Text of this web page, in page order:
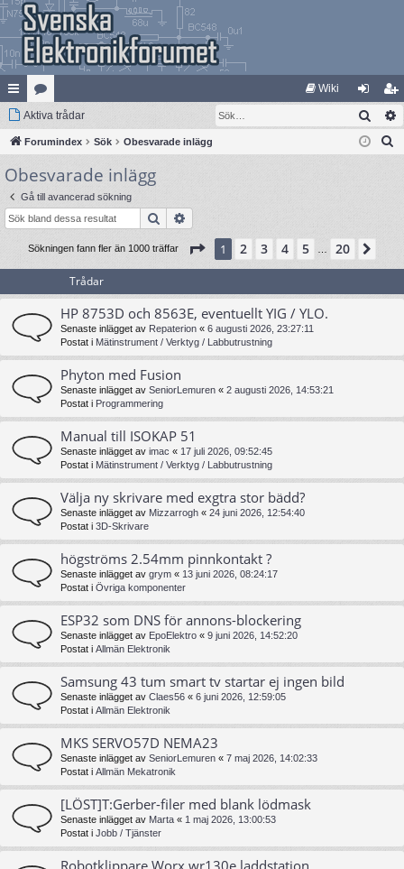
na
bb
lä
nk
ar
at
eg
ori
er
Wiki
og
ga
li
m
Aktiva trådar Sök
Forumindex Sök Obesvarade inlägg
Obesvarade inlägg
Gå till avancerad sökning
Sök
Sökningen fann fler än 1000 träffar Sida 1av20
1 2 3 4 5 20
Trådar
HP 8753D och 8563E, eventuellt YIG / YLO.
Senaste inlägget av Repaterion « 6 augusti 2026, 23:27:11
Postat i Mätinstrument / Verktyg / Labbutrustning
Phyton med Fusion
Senaste inlägget av SeniorLemuren « 2 augusti 2026, 14:53:21
Postat i Programmering
Manual till ISOKAP 51
Senaste inlägget av imac « 17 juli 2026, 09:52:45
Postat i Mätinstrument / Verktyg / Labbutrustning
Välja ny skrivare med exgtra stor bädd?
Senaste inlägget av Mizzarrogh « 24 juni 2026, 12:54:40
Postat i 3D-Skrivare
högströms 2.54mm pinnkontakt ?
Senaste inlägget av grym « 13 juni 2026, 08:24:17
Postat i Övriga komponenter
ESP32 som DNS för annons-blockering
Senaste inlägget av EpoElektro « 9 juni 2026, 14:52:20
Postat i Allmän Elektronik
Samsung 43 tum smart tv startar ej ingen bild
Senaste inlägget av Claes56 « 6 juni 2026, 12:59:05
Postat i Allmän Elektronik
MKS SERVO57D NEMA23
Senaste inlägget av SeniorLemuren « 7 maj 2026, 14:02:33
Postat i Allmän Mekatronik
[LÖST]T:Gerber-filer med blank lödmask
Senaste inlägget av Marta « 1 maj 2026, 13:00:53
Postat i Jobb / Tjänster